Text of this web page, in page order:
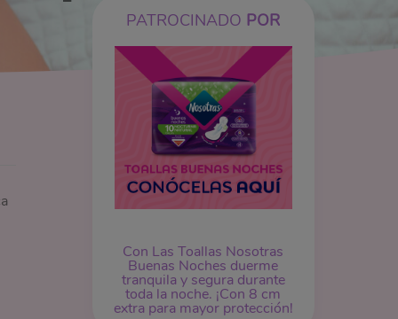
PATROCINADO POR
Con Las Toallas Nosotras
Buenas Noches duerme
tranquila y segura durante
toda la noche. ¡Con 8 cm
extra para mayor protección!